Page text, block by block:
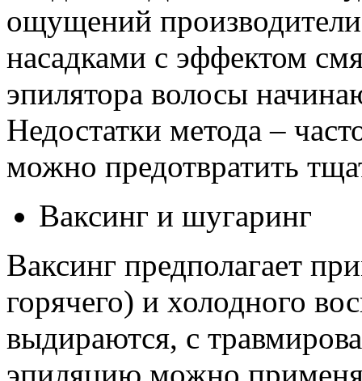
ощущений
насадками с эффектом
эпилятора волосы
Недостатки метода –
можно предотвратить
Ваксинг и шугаринг
Ваксинг предполагает
горячего) и холодного
выдираются, с
эпиляцию можно